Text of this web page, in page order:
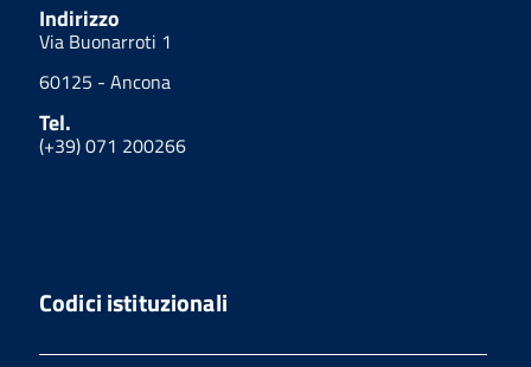
Indirizzo
Via Buonarroti 1
60125 - Ancona
Tel.
(+39) 071 200266
Codici istituzionali